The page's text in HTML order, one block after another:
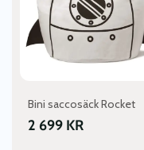
Bini saccosäck Rocket
2 699 KR